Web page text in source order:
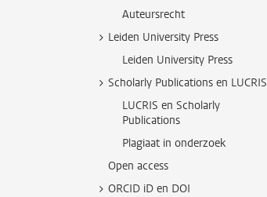
Auteursrecht
Leiden University Press
Leiden University Press
Scholarly Publications en LUCRIS
LUCRIS en Scholarly
Publications
Plagiaat in onderzoek
Open access
ORCID iD en DOI